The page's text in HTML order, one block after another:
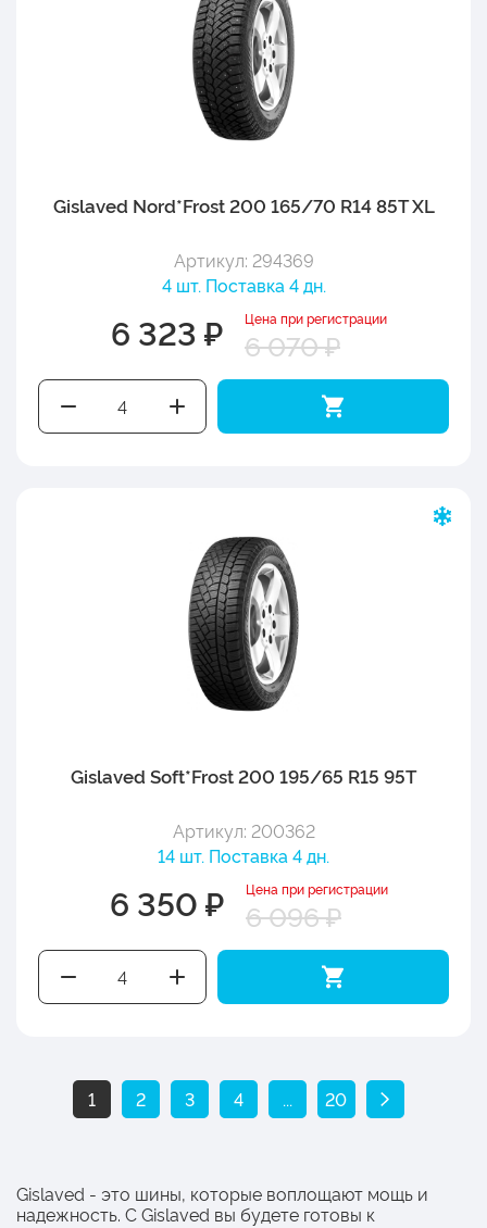
Gislaved Nord*Frost 200 165/70 R14 85T XL
Артикул: 294369
4 шт. Поставка 4 дн.
6 323 ₽ Цена при регистрации
6 070 ₽
Gislaved Soft*Frost 200 195/65 R15 95T
Артикул: 200362
14 шт. Поставка 4 дн.
6 350 ₽ Цена при регистрации
6 096 ₽
1 2 3 4 ... 20
Gislaved - это шины, которые воплощают мощь и
надежность. С Gislaved вы будете готовы к